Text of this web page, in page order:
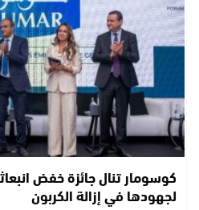
كوسومار تنال جائزة خفض
لجهودها في إزالة الكربون